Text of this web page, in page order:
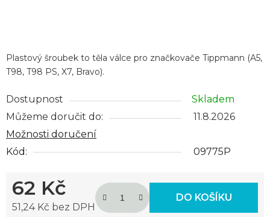
Plastový šroubek to těla válce pro značkovače Tippmann (A5,
T98, T98 PS, X7, Bravo).
Dostupnost
Skladem
Můžeme doručit do:
11.8.2026
Možnosti doručení
Kód:
09775P
62 Kč
51,24 Kč bez DPH
DO KOŠÍKU